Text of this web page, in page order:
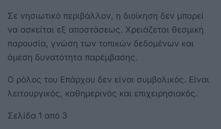
Σε νησιωτικό περιβάλλον, η διοίκηση δεν μπορεί
να ασκείται εξ αποστάσεως. Χρειάζεται θεσμική
παρουσία, γνώση των τοπικών δεδομένων και
άμεση δυνατότητα παρέμβασης.
Ο ρόλος του Επάρχου δεν είναι συμβολικός. Είναι
λειτουργικός, καθημερινός και επιχειρησιακός.
Σελίδα 1 από 3